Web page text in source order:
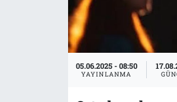
05.06.2025 - 08:50
YAYINLANMA